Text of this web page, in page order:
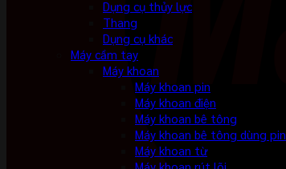
Dụng cụ thủy lực
Thang
Dụng cụ khác
Máy cầm tay
Máy khoan
Máy khoan pin
Máy khoan điện
Máy khoan bê tông
Máy khoan bê tông dùng pin
Máy khoan từ